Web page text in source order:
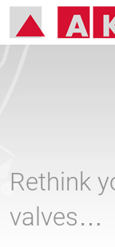
Rethink
valves…